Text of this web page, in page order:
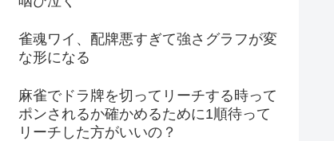
雀魂ワイ、配牌悪すぎて強さグラフが変
な形になる
麻雀でドラ牌を切ってリーチする時って
ポンされるか確かめるために1順待って
リーチした方がいいの？